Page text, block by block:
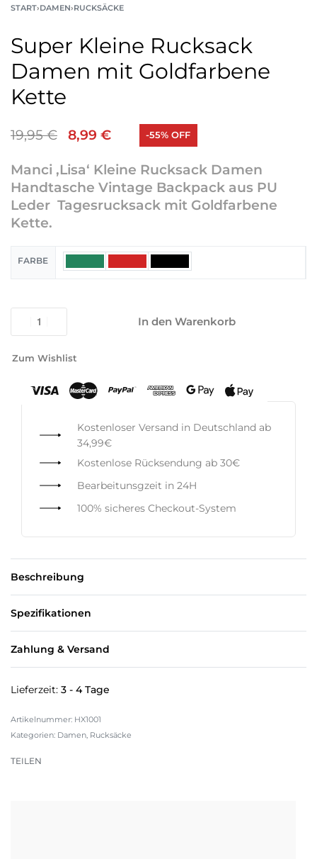
START›DAMEN›RUCKSÄCKE
Super Kleine Rucksack
Damen mit Goldfarbene
Kette
19,95€ 8,99 € -55% OFF
Manci ‚Lisa‘ Kleine Rucksack Damen
Handtasche Vintage Backpack aus PU
Leder Tagesrucksack mit Goldfarbene
Kette.
FARBE
In den Warenkorb
Zum Wishlist
Kostenloser Versand in Deutschland ab
34,99€
Kostenlose Rücksendung ab 30€
Bearbeitunsgzeit in 24H
100% sicheres Checkout-System
Beschreibung
Spezifikationen
Zahlung & Versand
Lieferzeit: 3 - 4 Tage
HX1001
Kategorien: Damen, Rucksäcke
TEILEN